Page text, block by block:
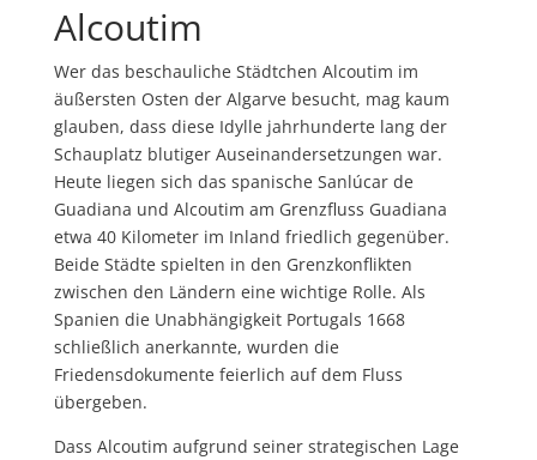
Alcoutim
Wer das beschauliche Städtchen Alcoutim im
äußersten Osten der Algarve besucht, mag kaum
glauben, dass diese Idylle jahrhunderte lang der
Schauplatz blutiger Auseinandersetzungen war.
Heute liegen sich das spanische Sanlúcar de
Guadiana und Alcoutim am Grenzfluss Guadiana
etwa 40 Kilometer im Inland friedlich gegenüber.
Beide Städte spielten in den Grenzkonflikten
zwischen den Ländern eine wichtige Rolle. Als
Spanien die Unabhängigkeit Portugals 1668
schließlich anerkannte, wurden die
Friedensdokumente feierlich auf dem Fluss
übergeben.
Dass Alcoutim aufgrund seiner strategischen Lage